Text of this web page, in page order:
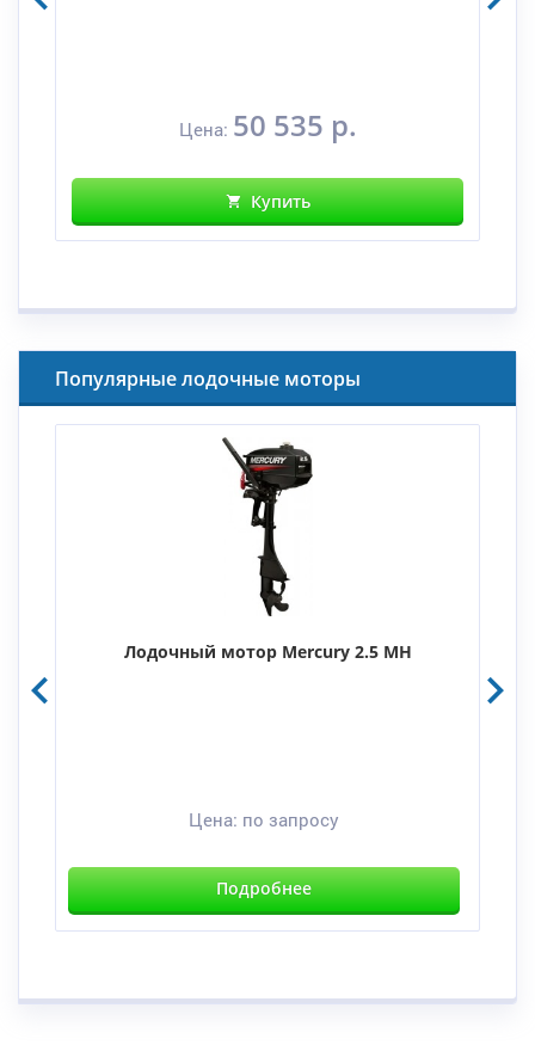
Цена: 50 535 р.
Купить
Популярные лодочные моторы
Лодочный мотор Mercury 2.5 MH
Цена: по запросу
Подробнее